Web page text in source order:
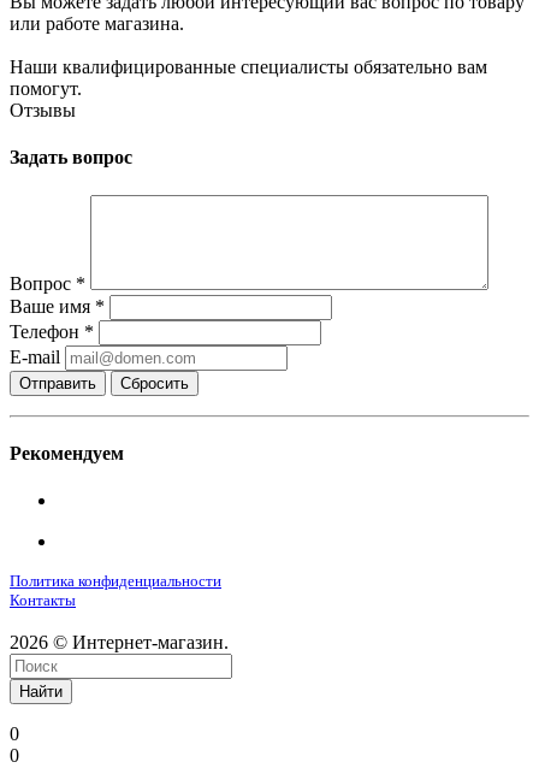
или работе магазина.
Наши квалифицированные специалисты обязательно вам
помогут.
Отзывы
Задать вопрос
Вопрос *
Ваше имя *
Телефон *
E-mail
Сбросить
Рекомендуем
Политика конфиденциальности
Контакты
2026 © Интернет-магазин.
Найти
0
0